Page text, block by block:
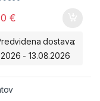
do
dobo
. Ne dopustite,
mraz ustavi – izberite
€
dostava:
- 13.08.2026
Razvrščeno po ceni: